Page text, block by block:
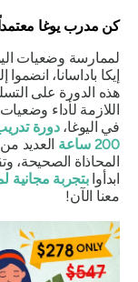
كن مدرب يوغا معتمداً
لممارسة وضعيات
إيكا باداسانا، انضموا
هذه الدورة على
اللازمة لأداء
في اليوغا،دورة تدريب
200 ساعة
العديد من
المحاذاة الصحيحة،
ابدأوابتجربة مجانية لمدة 14
معنا الآن!